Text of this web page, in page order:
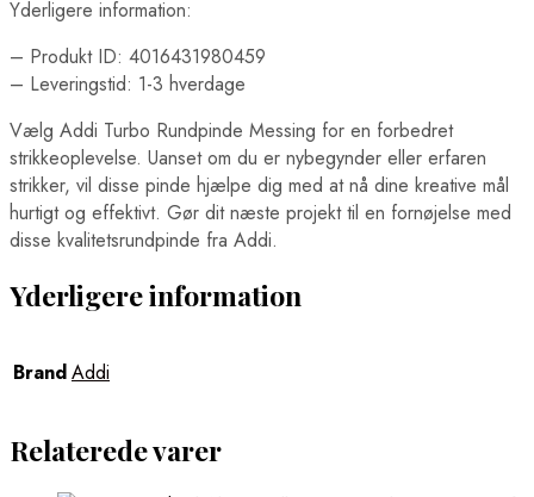
Yderligere information:
– Produkt ID: 4016431980459
– Leveringstid: 1-3 hverdage
Vælg Addi Turbo Rundpinde Messing for en forbedret
strikkeoplevelse. Uanset om du er nybegynder eller erfaren
strikker, vil disse pinde hjælpe dig med at nå dine kreative mål
hurtigt og effektivt. Gør dit næste projekt til en fornøjelse med
disse kvalitetsrundpinde fra Addi.
Yderligere information
BrandAddi
Relaterede varer